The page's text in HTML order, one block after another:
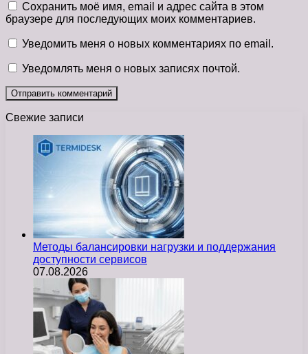
Сохранить моё имя, email и адрес сайта в этом
браузере для последующих моих комментариев.
Уведомить меня о новых комментариях по email.
Уведомлять меня о новых записях почтой.
Свежие записи
Методы балансировки нагрузки и поддержания
доступности сервисов
07.08.2026